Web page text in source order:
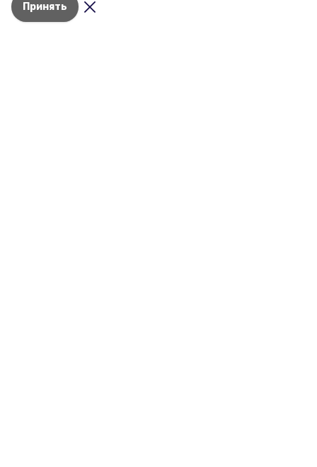
Принять
жителей. Подробнее — в материале «Победы26».
Разделы